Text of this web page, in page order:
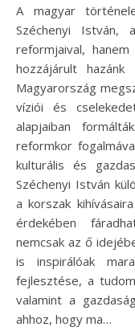
A magyar történelem egyik legmeghatározóbb alakja
Széchenyi István,
reformjaival,
hozzájárult
Magyarország
víziói és
alapjaiban
reformkor
kulturális és
Széchenyi István
a korszak
érdekében
nemcsak az ő
is inspirálóak
fejlesztése, a
valamint a
ahhoz, hogy ma…